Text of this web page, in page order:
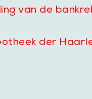
van de
der